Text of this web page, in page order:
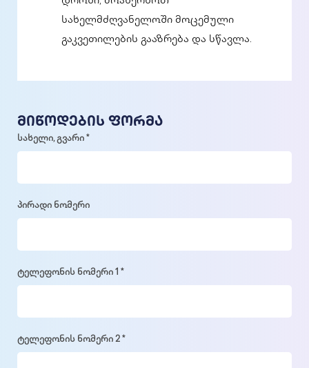
სახელმძღვანელოში მოცემული
გაკვეთილების გააზრება და სწავლა.
მიწოდების ფორმა
სახელი, გვარი *
პირადი ნომერი
ტელეფონის ნომერი 1 *
ტელეფონის ნომერი 2 *